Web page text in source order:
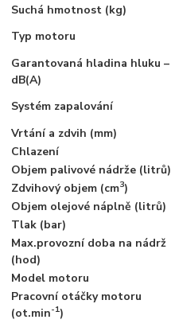
Suchá hmotnost (kg)
Typ motoru
Garantovaná hladina hluku –
dB(A)
Systém zapalování
Vrtání a zdvih (mm)
Chlazení
Objem palivové nádrže (litrů)
Zdvihový objem (cm3)
Objem olejové náplně (litrů)
Tlak (bar)
Max.provozní doba na nádrž
(hod)
Model motoru
Pracovní otáčky motoru
(ot.min-1)